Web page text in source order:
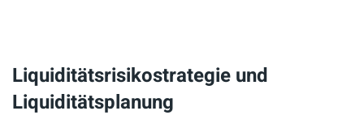
Liquiditätsrisikostrategie und
Liquiditätsplanung